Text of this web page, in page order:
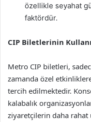
özellikle seyahat
faktördür.
CIP Biletlerinin
Metro CIP biletleri,
zamanda özel
tercih edilmektedir.
kalabalık
ziyaretçilerin daha rahat